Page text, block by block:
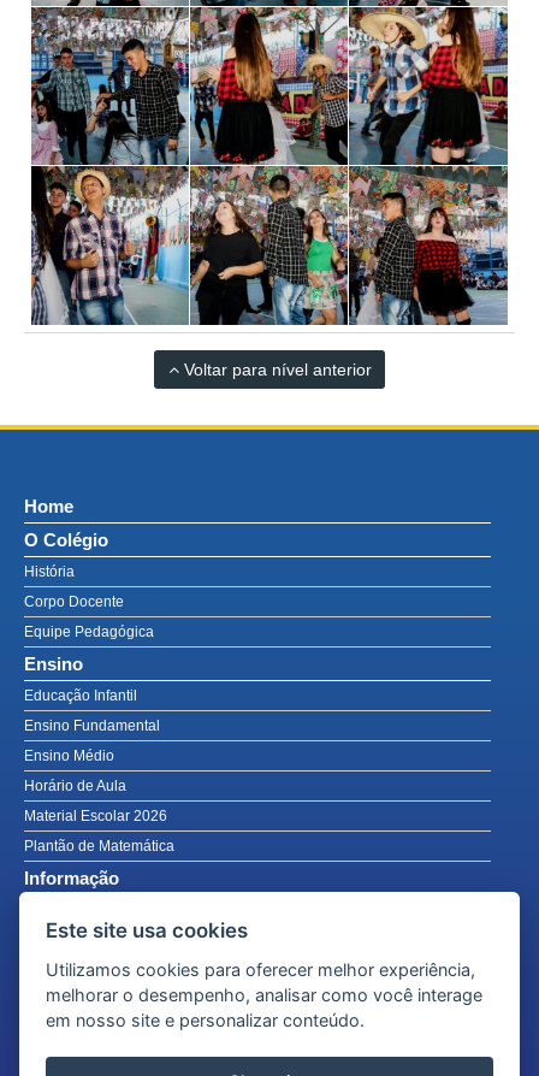
Voltar para nível anterior
Home
O Colégio
História
Corpo Docente
Equipe Pedagógica
Ensino
Educação Infantil
Ensino Fundamental
Ensino Médio
Horário de Aula
Material Escolar 2026
Plantão de Matemática
Informação
Avisos
Calendário Acadêmico PDF
Fotos
Este site usa cookies
Utilizamos cookies para oferecer melhor experiência,
melhorar o desempenho, analisar como você interage
em nosso site e personalizar conteúdo.